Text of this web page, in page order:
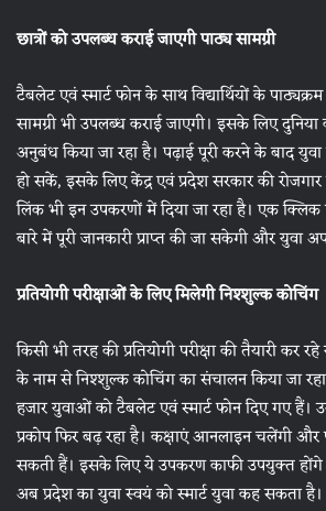
छात्रों को उपलब्‍ध कराई जाएगी पाठ्य सामग्री
टैबलेट एवं स्मार्ट फोन के साथ विद्यार्थियों के
सामग्री भी उपलब्ध कराई जाएगी। इसके लिए
अनुबंध किया जा रहा है। पढ़ाई पूरी करने के बाद
हो सकें, इसके लिए केंद्र एवं प्रदेश सरकार की
लिंक भी इन उपकरणों में दिया जा रहा है। एक
बारे में पूरी जानकारी प्राप्त की जा सकेगी और युवा
प्रतियोगी परीक्षाओं के लिए मिलेगी निश्‍शुल्‍क कोचिंग
किसी भी तरह की प्रतियोगी परीक्षा की तैयारी
के नाम से निश्शुल्क कोचिंग का संचालन किया जा
हजार युवाओं को टैबलेट एवं स्मार्ट फोन दिए गए हैं।
प्रकोप फिर बढ़ रहा है। कक्षाएं आनलाइन चलेंगी और
सकती हैं। इसके लिए ये उपकरण काफी उपयुक्त
अब प्रदेश का युवा स्वयं को स्मार्ट युवा कह सकता है।